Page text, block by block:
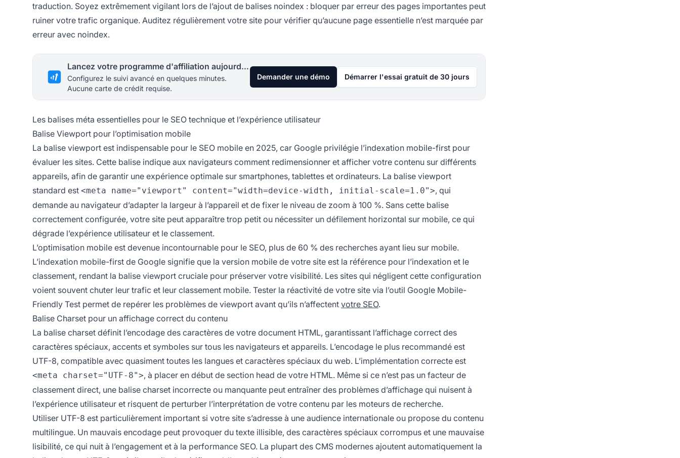
traduction. Soyez extrêmement vigilant lors de l’ajout de balises noindex : bloquer par erreur des pages importantes peut
ruiner votre trafic organique. Auditez régulièrement votre site pour vérifier qu’aucune page essentielle n’est marquée par
erreur avec noindex.
Lancez votre programme d'affiliation aujourd'hui
Configurez le suivi avancé en quelques minutes.
Aucune carte de crédit requise.
Demander une démo Démarrer l'essai gratuit de 30 jours
Les balises méta essentielles pour le SEO technique et l’expérience utilisateur
Balise Viewport pour l’optimisation mobile
La balise viewport est indispensable pour le SEO mobile en 2025, car Google privilégie l’indexation mobile-first pour
évaluer les sites. Cette balise indique aux navigateurs comment redimensionner et afficher votre contenu sur différents
appareils, afin de garantir une expérience optimale sur smartphones, tablettes et ordinateurs. La balise viewport
standard est <meta name="viewport" content="width=device-width, initial-scale=1.0">, qui
demande au navigateur d’adapter la largeur à l’appareil et de fixer le niveau de zoom à 100 %. Sans cette balise
correctement configurée, votre site peut apparaître trop petit ou nécessiter un défilement horizontal sur mobile, ce qui
dégrade l’expérience utilisateur et le classement.
L’optimisation mobile est devenue incontournable pour le SEO, plus de 60 % des recherches ayant lieu sur mobile.
L’indexation mobile-first de Google signifie que la version mobile de votre site est la référence pour l’indexation et le
classement, rendant la balise viewport cruciale pour préserver votre visibilité. Les sites qui négligent cette configuration
voient souvent chuter leur trafic et leur classement mobile. Tester la réactivité de votre site via l’outil Google Mobile-
Friendly Test permet de repérer les problèmes de viewport avant qu’ils n’affectent votre SEO.
Balise Charset pour un affichage correct du contenu
La balise charset définit l’encodage des caractères de votre document HTML, garantissant l’affichage correct des
caractères spéciaux, accents et symboles sur tous les navigateurs et appareils. L’encodage le plus recommandé est
UTF-8, compatible avec quasiment toutes les langues et caractères spéciaux du web. L’implémentation correcte est
<meta charset="UTF-8">, à placer en début de section head de votre HTML. Même si ce n’est pas un facteur de
classement direct, une balise charset incorrecte ou manquante peut entraîner des problèmes d’affichage qui nuisent à
l’expérience utilisateur et risquent de perturber l’interprétation de votre contenu par les moteurs de recherche.
Utiliser UTF-8 est particulièrement important si votre site s’adresse à une audience internationale ou propose du contenu
multilingue. Un mauvais encodage peut provoquer du texte illisible, des caractères spéciaux corrompus et une mauvaise
lisibilité, ce qui nuit à l’engagement et à la performance SEO. La plupart des CMS modernes ajoutent automatiquement la